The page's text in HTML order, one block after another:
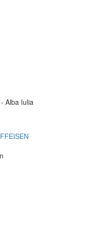
Alba Iulia